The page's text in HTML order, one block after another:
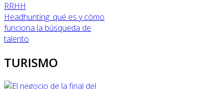
RRHH
Headhunting: qué es y cómo
funciona la búsqueda de
talento
TURISMO